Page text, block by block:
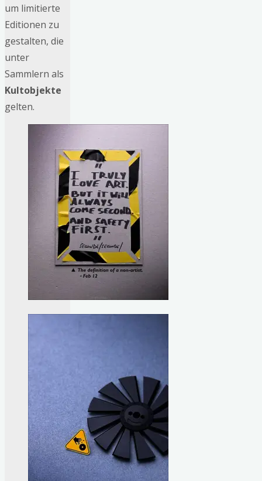
um limitierte
Editionen zu
gestalten, die
unter
Sammlern als
Kultobjekte
gelten.